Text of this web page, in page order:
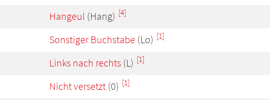
Hangeul (Hang) [4]
Sonstiger Buchstabe (Lo) [1]
Links nach rechts (L) [1]
Nicht versetzt (0) [1]